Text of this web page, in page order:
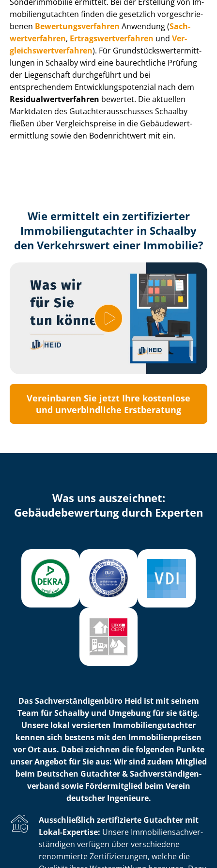
mo­bi­li­en­gut­ach­ten finden die gesetzlich vor­ge­schrie­
be­nen Be­wer­tungs­ver­fah­ren Anwendung (Sach­
wert­ver­fah­ren, Er­trags­wert­ver­fah­ren und Ver­
gleichs­wert­ver­fah­ren). Für Grund­stücks­wert­ermitt­
lun­gen in Schaalby wird eine baurechtliche Prüfung
der Liegenschaft durchgeführt und bei
entsprechendem Ent­wick­lungs­po­ten­zi­al nach dem
Re­si­du­al­wert­ver­fah­ren bewertet. Die aktuellen
Marktdaten des Gut­ach­ter­aus­schus­ses Schaalby
fließen über Ver­gleichs­prei­se in die Ge­bäu­de­wert­
ermitt­lung sowie den Bodenrichtwert mit ein.
Wie ermittelt ein zertifizierter
Immobilien­gutachter in Schaalby
den Verkehrswert einer Immobilie?
Vereinbaren Sie jetzt Ihre kostenlose
und unverbindliche Erstberatung
Was uns auszeichnet:
Ge­bäu­de­be­wer­tung durch Experten
Das Sach­ver­stän­di­gen­bü­ro Heid ist mit seinem
Team für Schaalby und Umgebung für sie tätig.
Unsere lokal versierten Im­mo­bi­li­en­gut­ach­ter
kennen sich bestens mit den Im­mo­bi­li­en­prei­sen
vor Ort aus. Dabei zeichnen die folgenden Punkte
unser Angebot für Sie aus: Wir sind zudem Mitglied
beim Deutschen Gutachter & Sach­ver­stän­di­gen­
ver­band sowie Fördermitglied beim Verein
deutscher Ingenieure.
Ausschließlich zertifizierte Gutachter mit
Lokal-Expertise: Unsere Im­mo­bi­li­en­sach­ver­
stän­di­gen verfügen über verschiedene
renommierte Zer­ti­fi­zie­run­gen, welche die